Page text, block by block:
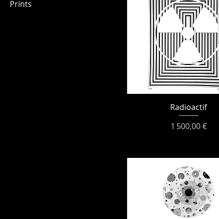
Prints
Radioactif
Prix
1 500,00 €